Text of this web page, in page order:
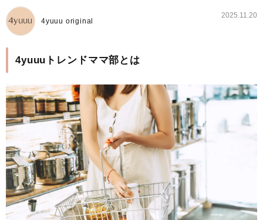
4yuuu original
2025.11.20
4yuuuトレンドママ部とは